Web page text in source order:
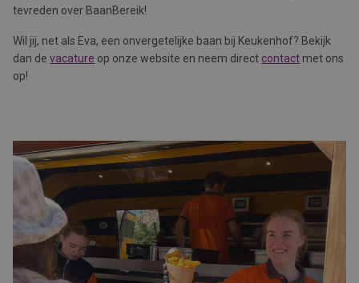
tevreden over BaanBereik!
Wil jij, net als Eva, een onvergetelijke baan bij Keukenhof? Bekijk
dan de vacature op onze website en neem direct contact met ons
op!